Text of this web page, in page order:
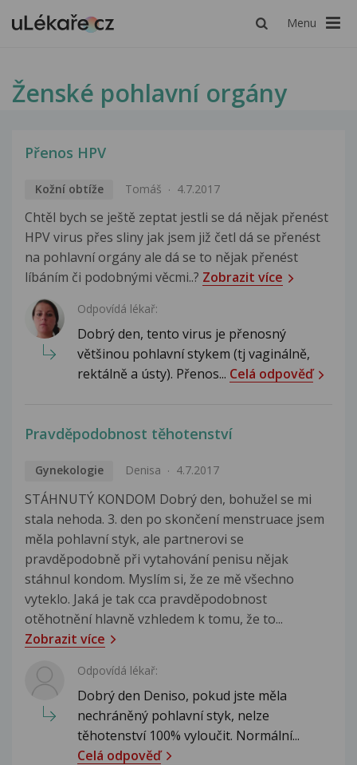
Menu
Ženské pohlavní orgány
Přenos HPV
Kožní obtíže Tomáš 4.7.2017
Chtěl bych se ještě zeptat jestli se dá nějak přenést
HPV virus přes sliny jak jsem již četl dá se přenést
na pohlavní orgány ale dá se to nějak přenést
líbáním či podobnými věcmi..? Zobrazit více
Odpovídá lékař:
Dobrý den, tento virus je přenosný
většinou pohlavní stykem (tj vaginálně,
rektálně a ústy). Přenos... Celá odpověď
Pravděpodobnost těhotenství
Gynekologie Denisa 4.7.2017
STÁHNUTÝ KONDOM Dobrý den, bohužel se mi
stala nehoda. 3. den po skončení menstruace jsem
měla pohlavní styk, ale partnerovi se
pravděpodobně při vytahování penisu nějak
stáhnul kondom. Myslím si, že ze mě všechno
vyteklo. Jaká je tak cca pravděpodobnost
otěhotnění hlavně vzhledem k tomu, že to...
Zobrazit více
Odpovídá lékař:
Dobrý den Deniso, pokud jste měla
nechráněný pohlavní styk, nelze
těhotenství 100% vyloučit. Normální...
Celá odpověď